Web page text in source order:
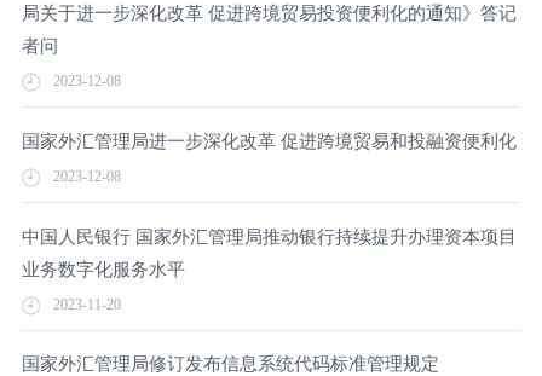
局关于进一步深化改革 促进跨境贸易投资便利化的通知》答记
者问
2023-12-08
国家外汇管理局进一步深化改革 促进跨境贸易和投融资便利化
2023-12-08
中国人民银行 国家外汇管理局推动银行持续提升办理资本项目
业务数字化服务水平
2023-11-20
国家外汇管理局修订发布信息系统代码标准管理规定